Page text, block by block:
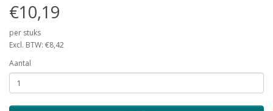
€10,19
per stuks
Excl. BTW: €8,42
Aantal